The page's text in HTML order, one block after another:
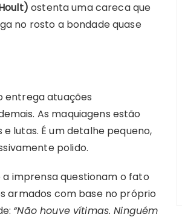
ostenta uma careca que
no rosto a bondade quase
entrega atuações
As maquiagens estão
lutas. É um detalhe pequeno,
polido.
imprensa questionam o fato
armados com base no próprio
“Não houve vítimas. Ninguém